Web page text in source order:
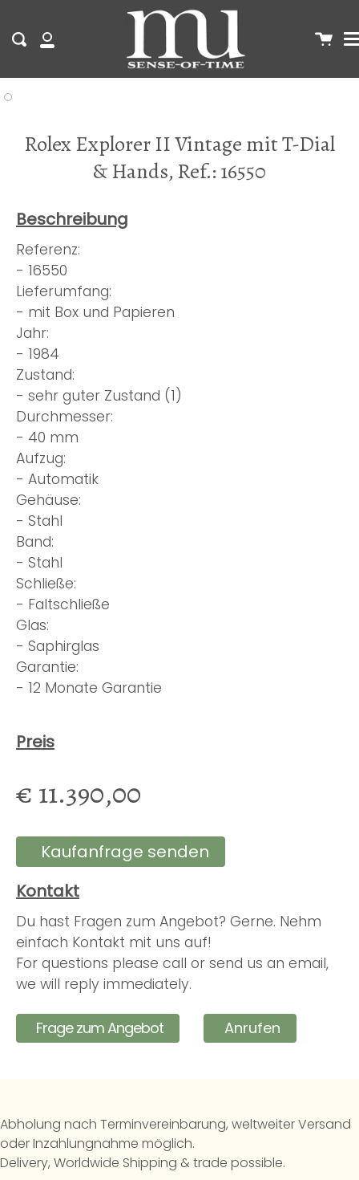
Mein
Benutzerkonto
Rolex Explorer II Vintage mit T-Dial
& Hands, Ref.: 16550
Beschreibung
Referenz:
- 16550
Lieferumfang:
- mit Box und Papieren
Jahr:
- 1984
Zustand:
- sehr guter Zustand (1)
Durchmesser:
- 40 mm
Aufzug:
- Automatik
Gehäuse:
- Stahl
Band:
- Stahl
Schließe:
- Faltschließe
Glas:
- Saphirglas
Garantie:
- 12 Monate Garantie
Preis
€ 11.390,00
Kaufanfrage senden
Kontakt
Du hast Fragen zum Angebot? Gerne. Nehm
einfach Kontakt mit uns auf!
For questions please call or send us an email,
we will reply immediately.
Frage zum Angebot Anrufen
Abholung nach Terminvereinbarung, weltweiter Versand
oder Inzahlungnahme möglich.
Delivery, Worldwide Shipping & trade possible.